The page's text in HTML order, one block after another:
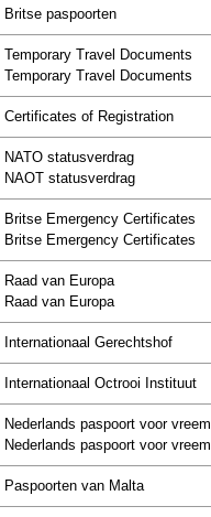
Britse paspoorten
Temporary Travel Documents
Temporary Travel Documents
Certificates of Registration
NATO statusverdrag
NAOT statusverdrag
Britse Emergency Certificates
Britse Emergency Certificates
Raad van Europa
Raad van Europa
Internationaal Gerechtshof
Internationaal Octrooi Instituut
Nederlands paspoort voor
Nederlands paspoort voor
Paspoorten van Malta